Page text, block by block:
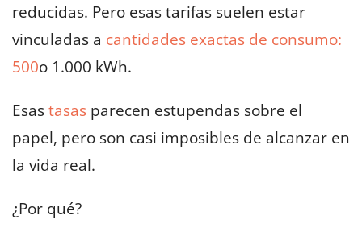
reducidas. Pero esas tarifas suelen estar
vinculadas a cantidades exactas de consumo:
500o 1.000 kWh.
Esastasas parecen estupendas sobre el
papel, pero son casi imposibles de alcanzar en
la vida real.
¿Por qué?